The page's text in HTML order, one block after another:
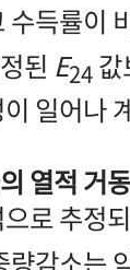
수득률이
된 E24
일어나
열적 거
로 추정